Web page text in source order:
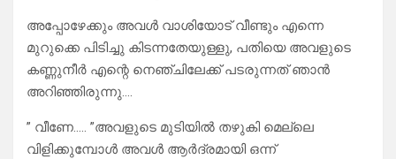
അപ്പോഴേക്കും അവൾ വാശിയോട് വീണ്ടും എന്നെ
മുറുക്കെ പിടിച്ചു കിടന്നതേയുള്ളു, പതിയെ അവളുടെ
കണ്ണുനീർ എന്റെ നെഞ്ചിലേക്ക് പടരുന്നത് ഞാൻ
അറിഞ്ഞിരുന്നു….
” വീണേ….. ”അവളുടെ മുടിയിൽ തഴുകി മെല്ലെ
വിളിക്കുമ്പോൾ അവൾ ആർദ്രമായി ഒന്ന്